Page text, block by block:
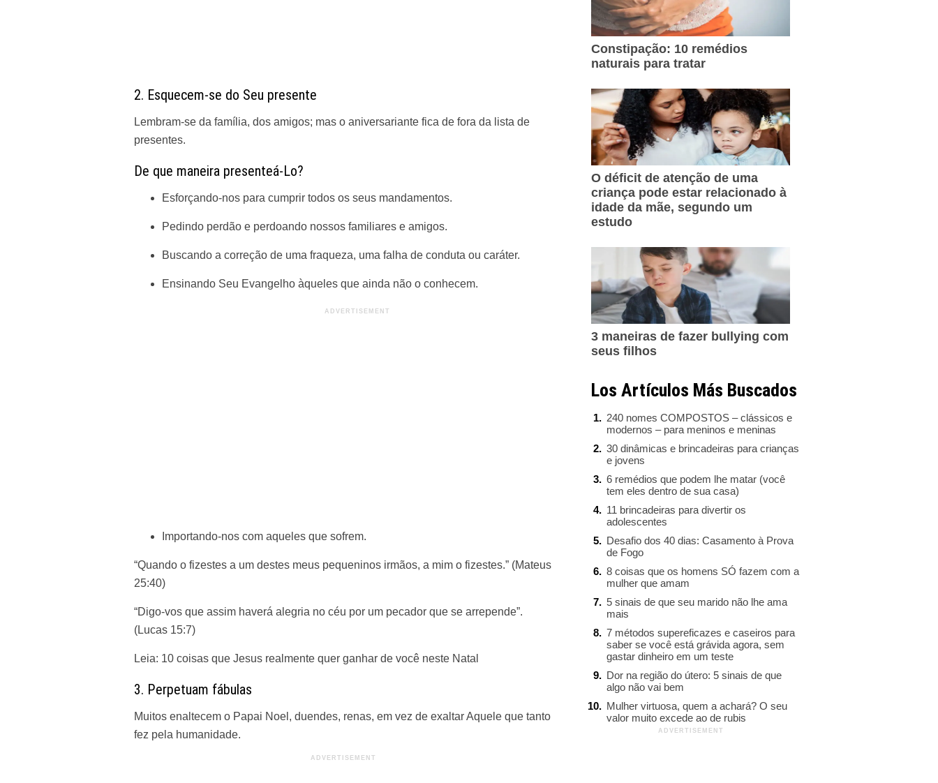
2. Esquecem-se do Seu presente
Lembram-se da família, dos amigos; mas o aniversariante fica de fora da lista de
presentes.
De que maneira presenteá-Lo?
Esforçando-nos para cumprir todos os seus mandamentos.
Pedindo perdão e perdoando nossos familiares e amigos.
Buscando a correção de uma fraqueza, uma falha de conduta ou caráter.
Ensinando Seu Evangelho àqueles que ainda não o conhecem.
Importando-nos com aqueles que sofrem.
“Quando o fizestes a um destes meus pequeninos irmãos, a mim o fizestes.” (Mateus
25:40)
“Digo-vos que assim haverá alegria no céu por um pecador que se arrepende”.
(Lucas 15:7)
Leia: 10 coisas que Jesus realmente quer ganhar de você neste Natal
3. Perpetuam fábulas
Muitos enaltecem o Papai Noel, duendes, renas, em vez de exaltar Aquele que tanto
fez pela humanidade.
Constipação: 10 remédios
naturais para tratar
O déficit de atenção de uma
criança pode estar relacionado à
idade da mãe, segundo um
estudo
3 maneiras de fazer bullying com
seus filhos
Los Artículos Más Buscados
240 nomes COMPOSTOS – clássicos e
modernos – para meninos e meninas
30 dinâmicas e brincadeiras para crianças
e jovens
6 remédios que podem lhe matar (você
tem eles dentro de sua casa)
11 brincadeiras para divertir os
adolescentes
Desafio dos 40 dias: Casamento à Prova
de Fogo
8 coisas que os homens SÓ fazem com a
mulher que amam
5 sinais de que seu marido não lhe ama
mais
7 métodos supereficazes e caseiros para
saber se você está grávida agora, sem
gastar dinheiro em um teste
Dor na região do útero: 5 sinais de que
algo não vai bem
Mulher virtuosa, quem a achará? O seu
valor muito excede ao de rubis